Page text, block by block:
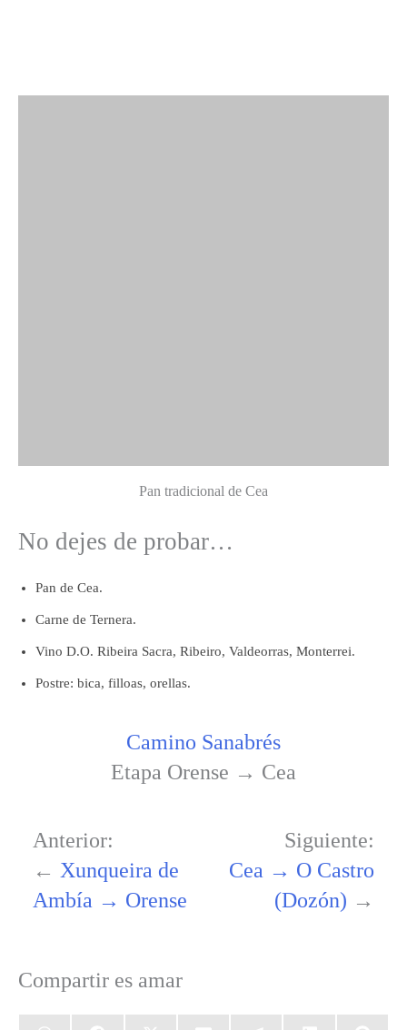
Pan tradicional de Cea
No dejes de probar…
Pan de Cea.
Carne de Ternera.
Vino D.O. Ribeira Sacra, Ribeiro, Valdeorras, Monterrei.
Postre: bica, filloas, orellas.
Camino Sanabrés
Etapa Orense → Cea
Anterior:
← Xunqueira de
Ambía → Orense
Siguiente:
Cea → O Castro
(Dozón) →
Compartir es amar